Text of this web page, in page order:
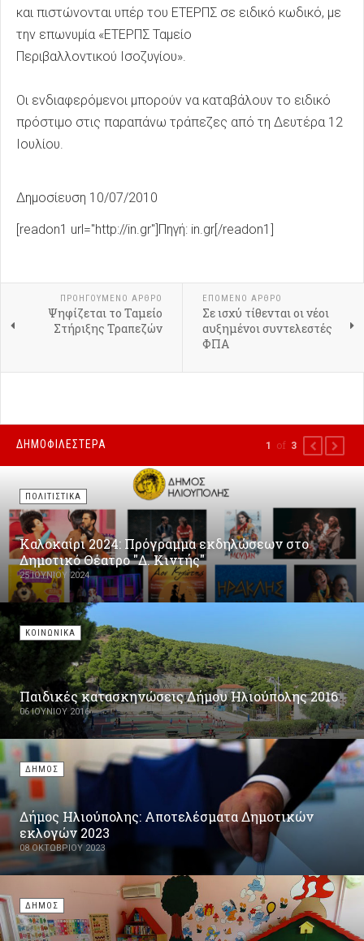
και πιστώνονται υπέρ του ΕΤΕΡΠΣ σε ειδικό κωδικό, με
την επωνυμία «ΕΤΕΡΠΣ Ταμείο
Περιβαλλοντικού Ισοζυγίου».
Οι ενδιαφερόμενοι μπορούν να καταβάλουν το ειδικό
πρόστιμο στις παραπάνω τράπεζες από τη Δευτέρα 12
Ιουλίου.
Δημοσίευση 10/07/2010
[readon1 url="http://in.gr"]Πηγή: in.gr[/readon1]
ΠΡΟΗΓΟΎΜΕΝΟ ΑΡΘΡΟ
Ψηφίζεται το Ταμείο
Στήριξης Τραπεζών
ΕΠΟΜΕΝΟ ΑΡΘΡΟ
Σε ισχύ τίθενται οι νέοι
αυξημένοι συντελεστές
ΦΠΑ
ΔΗΜΟΦΙΛΕΣΤΕΡΑ
ΠΟΛΙΤΙΣΤΙΚΑ
Καλοκαίρι 2024: Πρόγραμμα εκδηλώσεων στο
Δημοτικό Θέατρο "Δ. Κιντής"
25 ΙΟΥΝΊΟΥ 2024
ΚΟΙΝΩΝΙΚΑ
Παιδικές κατασκηνώσεις Δήμου Ηλιούπολης 2016
06 ΙΟΥΝΊΟΥ 2016
ΔΗΜΟΣ
Δήμος Ηλιούπολης: Αποτελέσματα Δημοτικών
εκλογών 2023
08 ΟΚΤΩΒΡΊΟΥ 2023
ΔΗΜΟΣ
1 of 3 PREVIOUS
NEXT